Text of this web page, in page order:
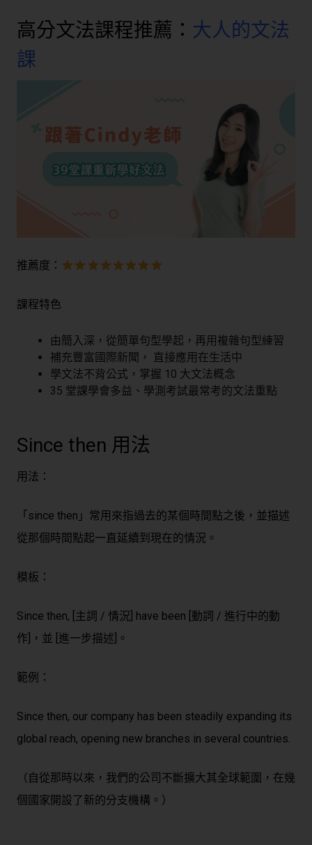
高分文法課程推薦： 大人的文法
課
推薦度：
課程特色
由簡入深，從簡單句型學起，再用複雜句型練習
補充豐富國際新聞， 直接應用在生活中
學文法不背公式，掌握 10 大文法概念
35 堂課學會多益、學測考試最常考的文法重點
Since then 用法
用法：
「since then」常用來指過去的某個時間點之後，並描述
從那個時間點起一直延續到現在的情況。
模板：
Since then, [主詞 / 情況] have been [動詞 / 進行中的動
作]，並 [進一步描述]。
範例：
Since then, our company has been steadily expanding its
global reach, opening new branches in several countries.
（自從那時以來，我們的公司不斷擴大其全球範圍，在幾
個國家開設了新的分支機構。）